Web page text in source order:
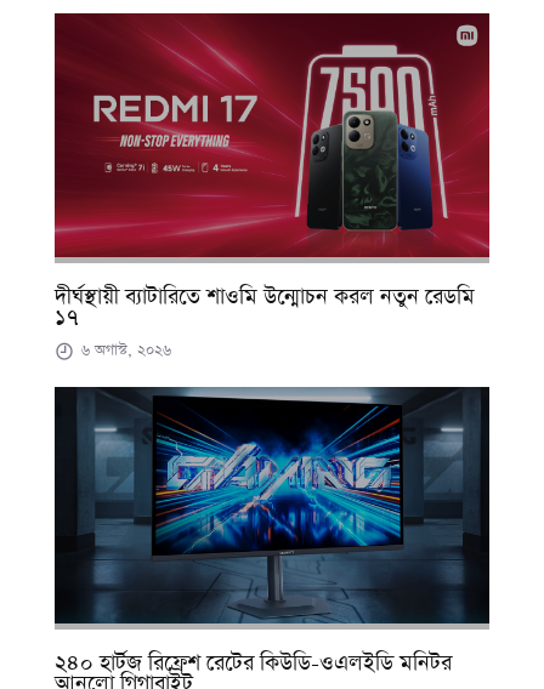
দীর্ঘস্থায়ী ব্যাটারিতে শাওমি উন্মোচন করল নতুন রেডমি
১৭
৬ অগাস্ট, ২০২৬
২৪০ হার্টজ রিফ্রেশ রেটের কিউডি-ওএলইডি মনিটর